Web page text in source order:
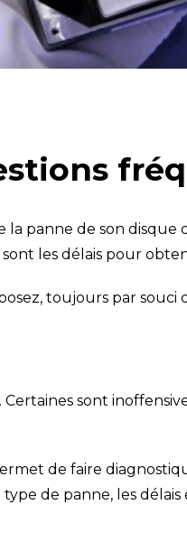
panne de son disque
les délais pour
toujours par souci
. Certaines sont
de faire
de panne, les